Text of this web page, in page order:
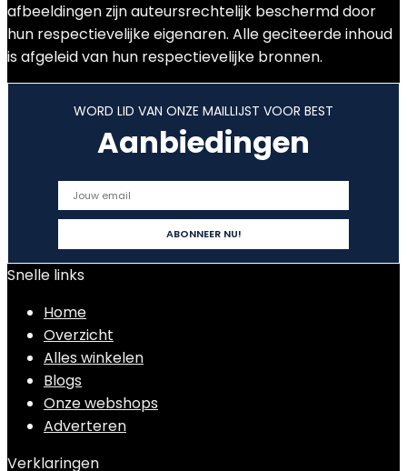
afbeeldingen zijn auteursrechtelijk beschermd door
hun respectievelijke eigenaren. Alle geciteerde inhoud
is afgeleid van hun respectievelijke bronnen.
WORD LID VAN ONZE MAILLIJST VOOR BEST
Aanbiedingen
Snelle links
Home
Overzicht
Alles winkelen
Blogs
Onze webshops
Adverteren
Verklaringen